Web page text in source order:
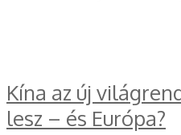
Kína az új
lesz – és Európa?